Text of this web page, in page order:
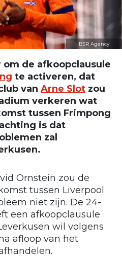
BSR Agency
de afkoopclausule
te activeren, dat
van Arne Slot zou
verkeren wat
tussen Frimpong
is dat
zal
Ornstein zou de
tussen Liverpool
niet zijn. De 24-
een afkoopclausule
wil volgens
afloop van het